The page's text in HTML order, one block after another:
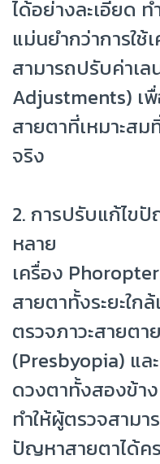
ได้อย่างละเอียด
แม่นยำกว่าการใ
สามารถปรับค่าเ
Adjustments) เ
สายตาที่เหมาะส
จริง
2. การปรับแก้ไข
หลาย
เครื่อง
สายตาทั้งระยะใก
ตรวจภาวะสายตา
(Presbyopia) แล
ดวงตาทั้งสองข้า
ทำให้ผู้ตรวจสามา
ปัญหาสายตาได้ค